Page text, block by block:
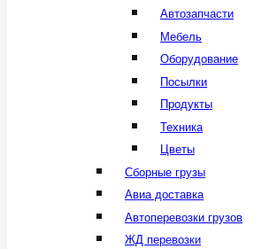
Автозапчасти
Мебель
Оборудование
Посылки
Продукты
Техника
Цветы
Сборные грузы
Авиа доставка
Автоперевозки грузов
ЖД перевозки